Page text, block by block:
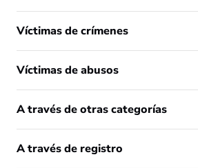
Víctimas de crímenes
Víctimas de abusos
A través de otras categorías
A través de registro